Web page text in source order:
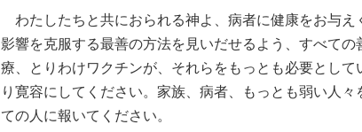
わたしたちと共におられる神よ、病者に健康をお与え
影響を克服する最善の方法を見いだせるよう、すべて
療、とりわけワクチンが、それらをもっとも必要とし
り寛容にしてください。家族、病者、もっとも弱い人
ての人に報いてください。